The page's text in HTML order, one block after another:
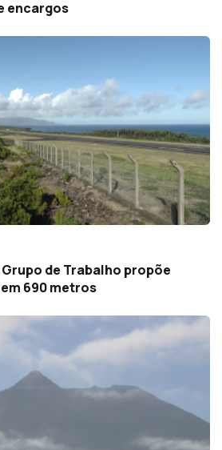
encargos
de Trabalho propõe
690 metros